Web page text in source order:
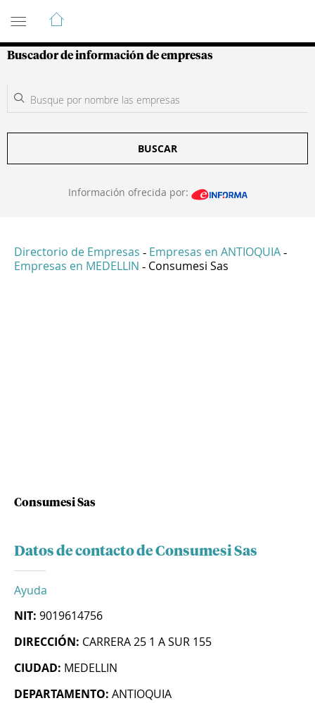
Guía de Empresas Colombianas
Buscador de información de empresas
BUSCAR
Información ofrecida por:
Directorio de Empresas - Empresas en ANTIOQUIA -
Empresas en MEDELLIN - Consumesi Sas
Consumesi Sas
Datos de contacto de Consumesi Sas
Ayuda
NIT: 9019614756
DIRECCIÓN: CARRERA 25 1 A SUR 155
CIUDAD: MEDELLIN
DEPARTAMENTO: ANTIOQUIA